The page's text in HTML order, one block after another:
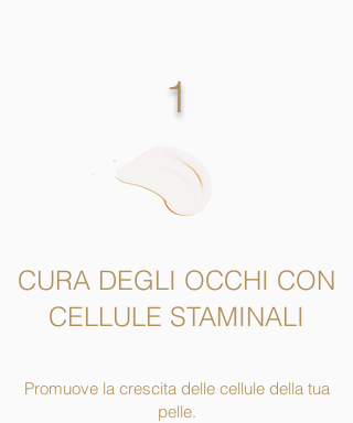
1
CURA DEGLI OCCHI CON
CELLULE STAMINALI
Promuove la crescita delle cellule della tua
pelle.